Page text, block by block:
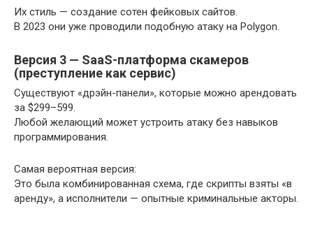
Их стиль — создание сотен фейковых сайтов.
В 2023 они уже проводили подобную атаку на Polygon.
Версия 3 — SaaS-платформа скамеров
(преступление как сервис)
Существуют «дрэйн-панели», которые можно арендовать
за $299–599.
Любой желающий может устроить атаку без навыков
программирования.
Самая вероятная версия:
Это была комбинированная схема, где скрипты взяты «в
аренду», а исполнители — опытные криминальные акторы.